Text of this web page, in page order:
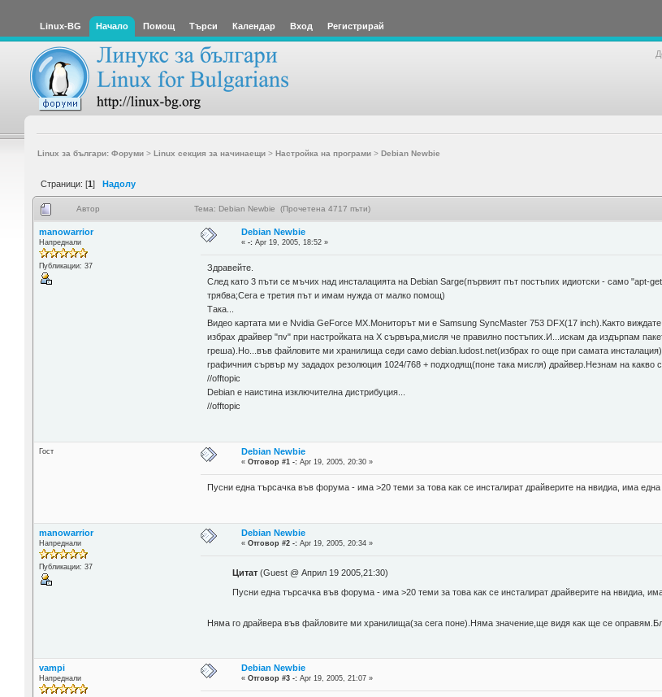
Linux-BG Начало Помощ Търси Календар Вход Регистрирай
Linux за българи: Форуми> Linux секция за начинаещи> Настройка на програми> Debian Newbie
Страници: [1] Надолу
Автор Тема: Debian Newbie (Прочетена 4717 пъти)
manowarrior
Напреднали
Публикации: 37
Debian Newbie
«-: Apr 19, 2005, 18:52 »
Здравейте.
След като 3 пъти се мъчих над инсталацията на Debian Sarge(първият път постъпих идиотски - само "apt-
трябва;Сега е третия път и имам нужда от малко помощ)
Така...
Видео картата ми е Nvidia GeForce MX.Мониторът ми е Samsung SyncMaster 753 DFX(17 inch).Както
избрах драйвер "nv" при настройката на Х сървъра,мисля че правилно постъпих.И...искам да издърпам
греша).Но...във файловите ми хранилища седи само debian.ludost.net(избрах го още при самата
графичния сървър му зададох резолюция 1024/768 + подходящ(поне така мисля) драйвер.Незнам на
//offtopic
Debian е наистина изключителна дистрибуция...
//offtopic
Гост Debian Newbie
«Отговор #1 -: Apr 19, 2005, 20:30 »
Пусни една търсачка във форума - има >20 теми за това как се инсталират драйверите на нвидиа, има
manowarrior
Напреднали
Публикации: 37
Debian Newbie
«Отговор #2 -: Apr 19, 2005, 20:34 »
Цитат(Guest @ Април 19 2005,21:30)
Пусни една търсачка във форума - има >20 теми за това как се инсталират драйверите на нвидиа,
Няма го драйвера във файловите ми хранилища(за сега поне).Няма значение,ще видя как ще се
vampi
Напреднали
Debian Newbie
«Отговор #3 -: Apr 19, 2005, 21:07 »